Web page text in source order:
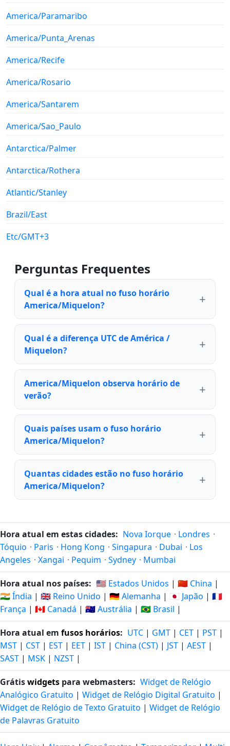
America/Paramaribo
America/Punta_Arenas
America/Recife
America/Rosario
America/Santarem
America/Sao_Paulo
Antarctica/Palmer
Antarctica/Rothera
Atlantic/Stanley
Brazil/East
Etc/GMT+3
Perguntas Frequentes
Qual é a hora atual no fuso horário
America/Miquelon?
Qual é a diferença UTC de América /
Miquelon?
America/Miquelon observa horário de
verão?
Quais países usam o fuso horário
America/Miquelon?
Quantas cidades estão no fuso horário
America/Miquelon?
Hora atual em estas cidades: Nova Iorque · Londres ·
Tóquio · Paris · Hong Kong · Singapura · Dubai · Los
Angeles · Xangai · Pequim · Sydney · Mumbai
Hora atual nos países: 🇺🇸 Estados Unidos | 🇨🇳 China |
🇮🇳 Índia | 🇬🇧 Reino Unido | 🇩🇪 Alemanha | 🇯🇵 Japão | 🇫🇷
França | 🇨🇦 Canadá | 🇦🇺 Austrália | 🇧🇷 Brasil |
Hora atual em fusos horários: UTC | GMT | CET | PST |
MST | CST | EST | EET | IST | China (CST) | JST | AEST |
SAST | MSK | NZST |
Grátiswidgets para webmasters: Widget de Relógio
Analógico Gratuito | Widget de Relógio Digital Gratuito |
Widget de Relógio de Texto Gratuito | Widget de Relógio
de Palavras Gratuito